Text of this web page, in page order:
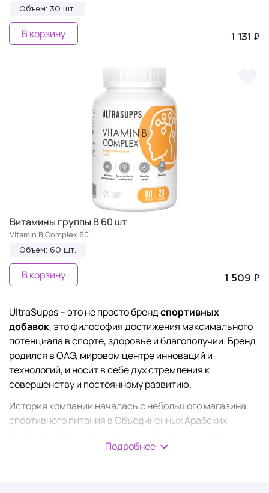
Объем: 30 шт.
1 131 ₽
В корзину
Витамины группы В 60 шт
Vitamin B Complex 60
Объем: 60 шт.
1 509 ₽
В корзину
UltraSupps – это не просто брендспортивных
добавок, это философия достижения максимального
потенциала в спорте, здоровье и благополучии. Бренд
родился в ОАЭ, мировом центре инноваций и
технологий, и носит в себе дух стремления к
совершенству и постоянному развитию.
История компании началась с небольшого магазина
спортивного питания в Объединенных Арабских
разочарован качеством и эффективностью многих
Подробнее